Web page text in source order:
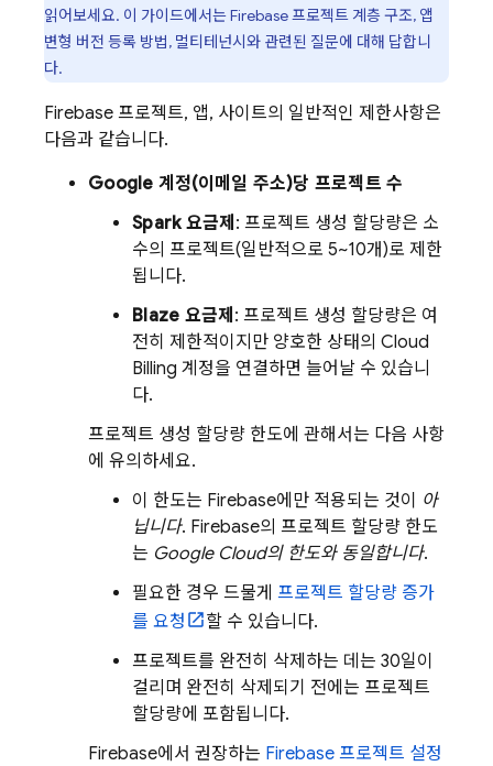
읽어보세요. 이 가이드에서는 Firebase 프로젝트 계층 구조, 앱
변형 버전 등록 방법, 멀티테넌시와 관련된 질문에 대해 답합니
다.
Firebase 프로젝트, 앱, 사이트의 일반적인 제한사항은
다음과 같습니다.
Google 계정(이메일 주소)당 프로젝트 수
Spark 요금제 : 프로젝트 생성 할당량은 소
수의 프로젝트(일반적으로 5~10개)로 제한
됩니다.
Blaze 요금제 : 프로젝트 생성 할당량은 여
전히 제한적이지만 양호한 상태의 Cloud
Billing 계정을 연결하면 늘어날 수 있습니
다.
프로젝트 생성 할당량 한도에 관해서는 다음 사항
에 유의하세요.
이 한도는 Firebase에만 적용되는 것이 아
닙니다. Firebase의 프로젝트 할당량 한도
는 Google Cloud의 한도와 동일합니다.
필요한 경우 드물게 프로젝트 할당량 증가
를 요청
할 수 있습니다.
프로젝트를 완전히 삭제하는 데는 30일이
걸리며 완전히 삭제되기 전에는 프로젝트
할당량에 포함됩니다.
Firebase에서 권장하는 Firebase 프로젝트 설정